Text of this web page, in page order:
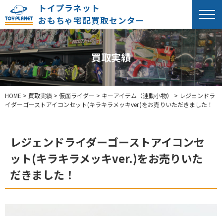
トイプラネット
おもちゃ宅配買取センター
買取実績
HOME > 買取実績 > 仮面ライダー > キーアイテム（連動小物） > レジェンドラ
イダーゴーストアイコンセット(キラキラメッキver.)をお売りいただきました！
レジェンドライダーゴーストアイコンセ
ット(キラキラメッキver.)をお売りいた
だきました！